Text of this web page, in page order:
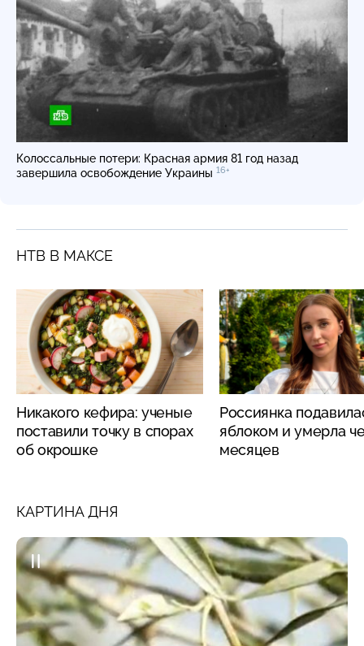
Колоссальные потери: Красная армия 81 год назад
завершила освобождение Украины 16+
НТВ В МАКСЕ
Никакого кефира: ученые
поставили точку в спорах
об окрошке
Россиянка
яблоком и умерла
месяцев
КАРТИНА ДНЯ